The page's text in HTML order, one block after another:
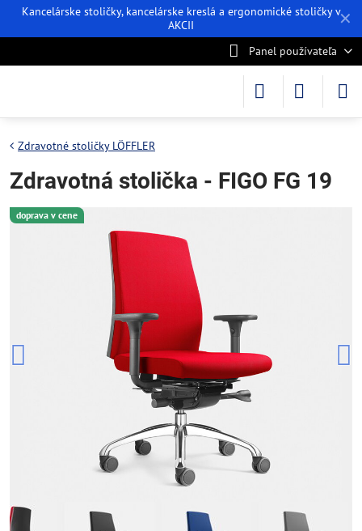
✕
Kancelárske stoličky, kancelárske kreslá a ergonomické stoličky v
AKCII
Panel používateľa
doprava v cene
Zdravotné stoličky LÖFFLER
Zdravotná stolička - FIGO FG 19